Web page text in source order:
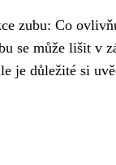
zubu: Co
se může lišit v
je důležité si